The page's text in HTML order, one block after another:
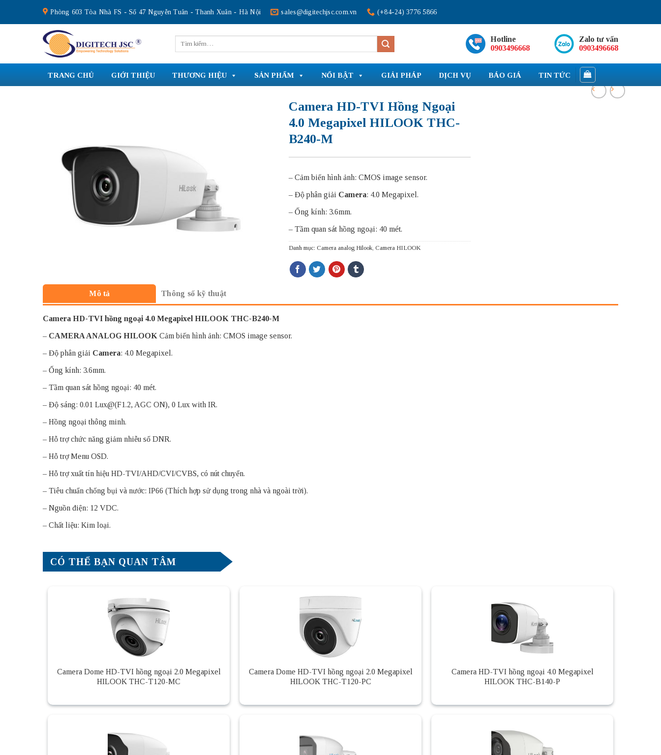
content
Phòng 603 Tòa Nhà FS - Số 47 Nguyễn Tuân - Thanh Xuân - Hà Nội sales@digitechjsc.com.vn (+84-24) 3776 5866
kiếm:
Hotline
0903496668
Zalo tư vấn
0903496668
TRANG CHỦ GIỚI THIỆU THƯƠNG HIỆU SẢN PHẨM NỔI BẬT GIẢI PHÁP DỊCH VỤ BÁO GIÁ TIN TỨC
Camera HD-TVI Hồng Ngoại
4.0 Megapixel HILOOK THC-
B240-M
– Cảm biến hình ảnh: CMOS image sensor.
– Độ phân giải Camera: 4.0 Megapixel.
– Ống kính: 3.6mm.
– Tầm quan sát hồng ngoại: 40 mét.
Danh mục: Camera analog Hilook, Camera HILOOK
Mô tả Thông số kỹ thuật
Camera HD-TVI hồng ngoại 4.0 Megapixel HILOOK THC-B240-M
– CAMERA ANALOG HILOOK Cảm biến hình ảnh: CMOS image sensor.
– Độ phân giải Camera: 4.0 Megapixel.
– Ống kính: 3.6mm.
– Tầm quan sát hồng ngoại: 40 mét.
– Độ sáng: 0.01 Lux@(F1.2, AGC ON), 0 Lux with IR.
– Hồng ngoại thông minh.
– Hỗ trợ chức năng giảm nhiễu số DNR.
– Hỗ trợ Menu OSD.
– Hỗ trợ xuất tín hiệu HD-TVI/AHD/CVI/CVBS, có nút chuyển.
– Tiêu chuẩn chống bụi và nước: IP66 (Thích hợp sử dụng trong nhà và ngoài trời).
– Nguồn điện: 12 VDC.
– Chất liệu: Kim loại.
CÓ THỂ BẠN QUAN TÂM
Camera Dome HD-TVI hồng ngoại 2.0 Megapixel
HILOOK THC-T120-MC
Camera Dome HD-TVI hồng ngoại 2.0 Megapixel
HILOOK THC-T120-PC
Camera HD-TVI hồng ngoại 4.0 Megapixel
HILOOK THC-B140-P